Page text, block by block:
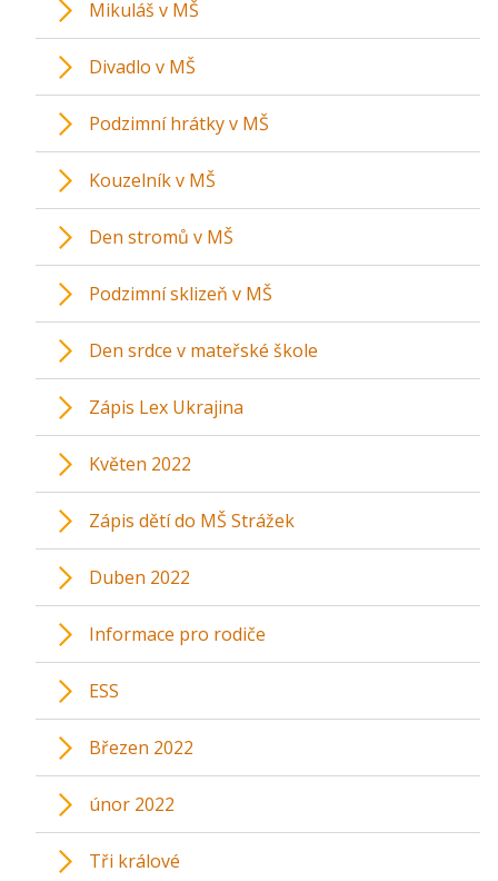
Mikuláš v MŠ
Divadlo v MŠ
Podzimní hrátky v MŠ
Kouzelník v MŠ
Den stromů v MŠ
Podzimní sklizeň v MŠ
Den srdce v mateřské škole
Zápis Lex Ukrajina
Květen 2022
Zápis dětí do MŠ Strážek
Duben 2022
Informace pro rodiče
ESS
Březen 2022
únor 2022
Tři králové